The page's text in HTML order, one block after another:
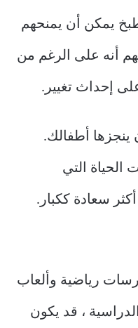
يمكن أن يمنحهم
أنه على الرغم من
إحداث تغيير.
ينجزها أطفالك.
التي
سعادة ككبار.
رياضية وألعاب
، قد يكون